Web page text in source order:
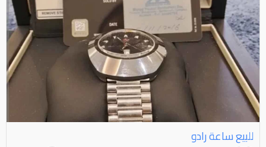
للبيع ساعة رادو